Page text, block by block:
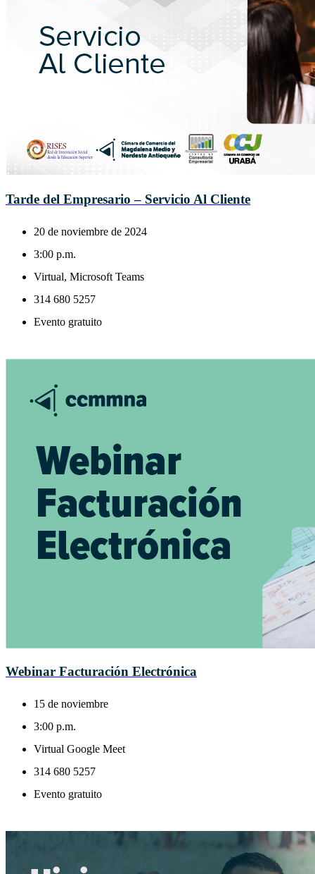
Tarde del Empresario – Servicio Al Cliente
20 de noviembre de 2024
3:00 p.m.
Virtual, Microsoft Teams
314 680 5257
Evento gratuito
Webinar Facturación Electrónica
15 de noviembre
3:00 p.m.
Virtual Google Meet
314 680 5257
Evento gratuito